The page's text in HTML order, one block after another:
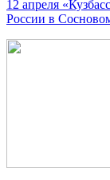
12 апреля
России в